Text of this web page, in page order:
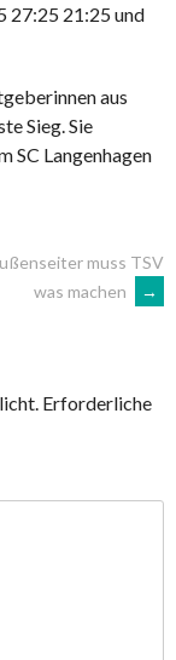
27:25 21:25 und
aus
Sieg. Sie
SC Langenhagen
muss TSV
was machen
→
Erforderliche